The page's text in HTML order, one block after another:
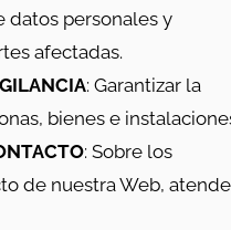
datos personales y
afectadas.
: Garantizar la
bienes e
: Sobre los
de nuestra Web,